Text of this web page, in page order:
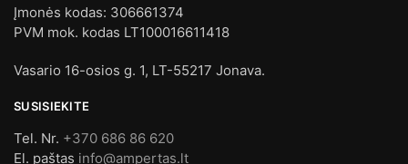
Įmonės kodas: 306661374
PVM mok. kodas LT100016611418
Vasario 16-osios g. 1, LT-55217 Jonava.
SUSISIEKITE
Tel. Nr. +370 686 86 620
El. paštas info@ampertas.lt